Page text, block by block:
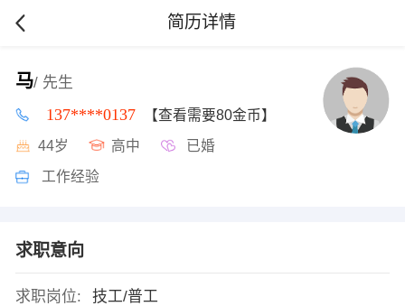
简历详情
马/ 先生
137****0137 【查看需要80金币】
44岁 高中 已婚
工作经验
求职意向
求职岗位:
技工/普工